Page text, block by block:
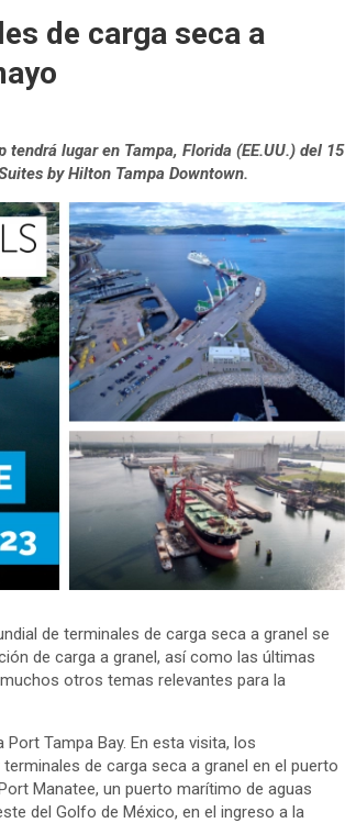
de carga seca a
lugar en Tampa, Florida (EE.UU.) del 15
by Hilton Tampa Downtown.
de terminales de carga seca a granel se
de carga a granel, así como las últimas
otros temas relevantes para la
Tampa Bay. En esta visita, los
de carga seca a granel en el puerto
Manatee, un puerto marítimo de aguas
del Golfo de México, en el ingreso a la